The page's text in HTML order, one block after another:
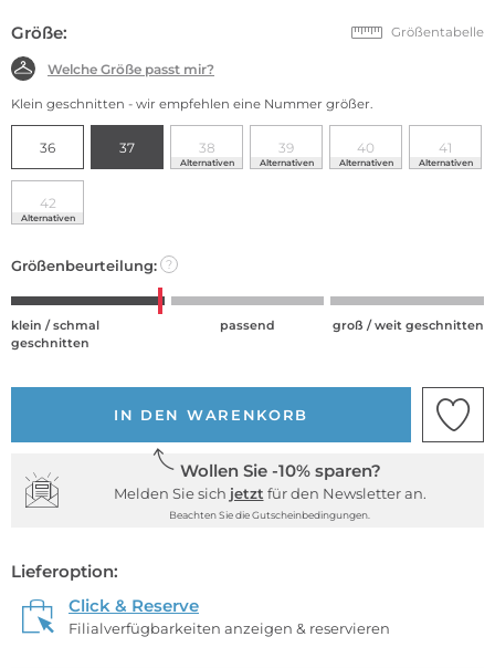
Größe: Größentabelle
Welche Größe passt mir?
Klein geschnitten - wir empfehlen eine Nummer größer.
36 37 38
Alternativen
39
Alternativen
40
Alternativen
41
Alternativen
42
Alternativen
Größenbeurteilung: ?
klein / schmal
geschnitten
passend groß / weit geschnitten
IN DEN WARENKORB
Wollen Sie -10% sparen?
Melden Sie sich jetzt für den Newsletter an.
Beachten Sie die Gutscheinbedingungen.
Lieferoption:
Click & Reserve
Filialverfügbarkeiten anzeigen & reservieren